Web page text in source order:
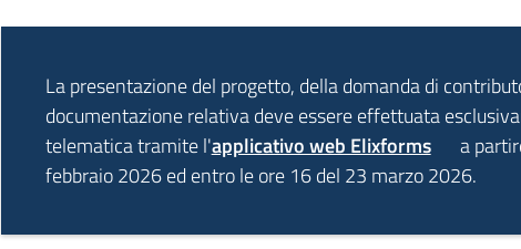
La presentazione del progetto, della domanda di
documentazione relativa deve essere effettuata
telematica tramite l'applicativo web Elixforms
a
febbraio 2026 ed entro le ore 16 del 23 marzo 2026.